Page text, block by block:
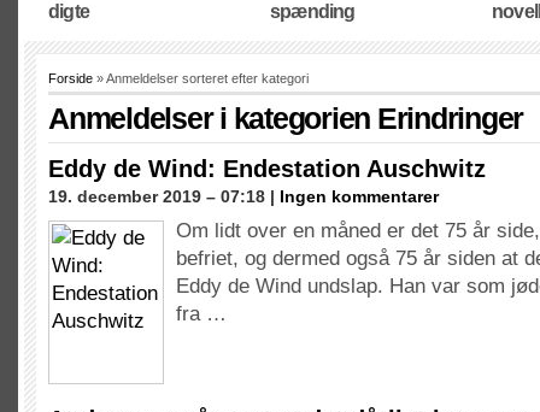
digte spænding
Forside » Anmeldelser sorteret efter kategori
Anmeldelser i kategorien Erindringer
Eddy de Wind: Endestation Auschwitz
19. december 2019 – 07:18 | Ingen kommentarer
Om lidt over en måned er det 75 år
befriet, og dermed også 75 år siden at
Eddy de Wind undslap. Han var som
fra …